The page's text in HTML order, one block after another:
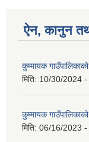
ऐन, कानुन
कुम्मायक
मिति: 10/30/2024 -
कुम्मायक गाउँपालिकाको
मिति: 06/16/2023 -